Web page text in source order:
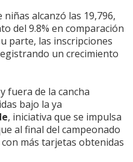
alcanzó las 19,796,
del 9.8% en comparación
parte, las inscripciones
un crecimiento
fuera de la cancha
bajo la ya
, iniciativa que se impulsa
al final del campeonado
más tarjetas obtenidas